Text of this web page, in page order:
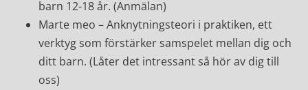
barn 12-18 år. (Anmälan)
Marte meo – Anknytningsteori i praktiken, ett
verktyg som förstärker samspelet mellan dig och
ditt barn. (Låter det intressant så hör av dig till
oss)